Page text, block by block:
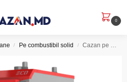
0
/ Pe combustibil solid / Cazan pe combustibil solid Warmline ECO 40 kw